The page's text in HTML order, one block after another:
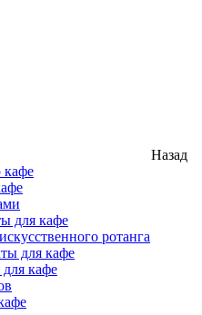
Назад
кафе
для кафе
ротанга
для кафе
для кафе